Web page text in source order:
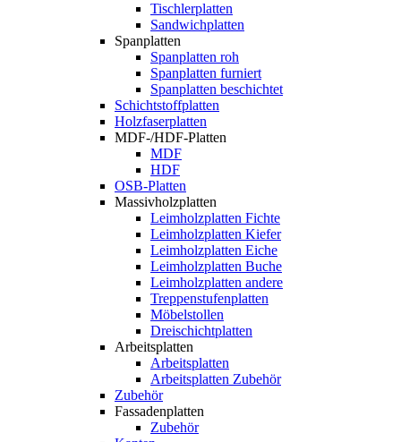
Tischlerplatten
Sandwichplatten
Spanplatten
Spanplatten roh
Spanplatten furniert
Spanplatten beschichtet
Schichtstoffplatten
Holzfaserplatten
MDF-/HDF-Platten
MDF
HDF
OSB-Platten
Massivholzplatten
Leimholzplatten Fichte
Leimholzplatten Kiefer
Leimholzplatten Eiche
Leimholzplatten Buche
Leimholzplatten andere
Treppenstufenplatten
Möbelstollen
Dreischichtplatten
Arbeitsplatten
Arbeitsplatten
Arbeitsplatten Zubehör
Zubehör
Fassadenplatten
Zubehör